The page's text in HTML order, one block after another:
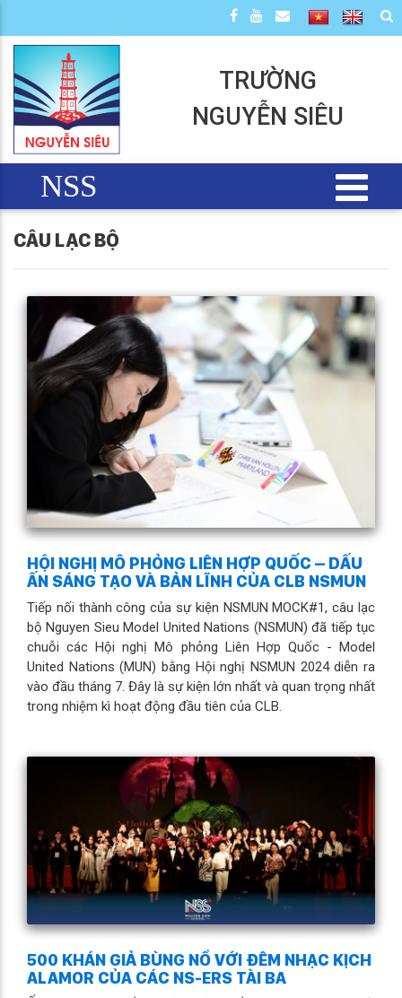
TRƯỜNG
NGUYỄN SIÊU
NSS
CÂU LẠC BỘ
HỘI NGHỊ MÔ PHỎNG LIÊN HỢP QUỐC – DẤU
ẤN SÁNG TẠO VÀ BẢN LĨNH CỦA CLB NSMUN
Tiếp nối thành công của sự kiện NSMUN MOCK#1, câu lạc
bộ Nguyen Sieu Model United Nations (NSMUN) đã tiếp tục
chuỗi các Hội nghị Mô phỏng Liên Hợp Quốc - Model
United Nations (MUN) bằng Hội nghị NSMUN 2024 diễn ra
vào đầu tháng 7. Đây là sự kiện lớn nhất và quan trọng nhất
trong nhiệm kì hoạt động đầu tiên của CLB.
500 KHÁN GIẢ BÙNG NỔ VỚI ĐÊM NHẠC KỊCH
ALAMOR CỦA CÁC NS-ERS TÀI BA